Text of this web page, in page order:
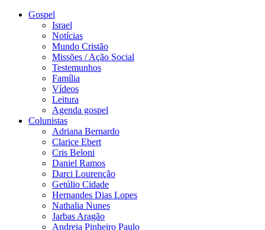
Gospel
Israel
Notícias
Mundo Cristão
Missões / Ação Social
Testemunhos
Família
Vídeos
Leitura
Agenda gospel
Colunistas
Adriana Bernardo
Clarice Ebert
Cris Beloni
Daniel Ramos
Darci Lourenção
Getúlio Cidade
Hernandes Dias Lopes
Nathalia Nunes
Jarbas Aragão
Andreia Pinheiro Paulo